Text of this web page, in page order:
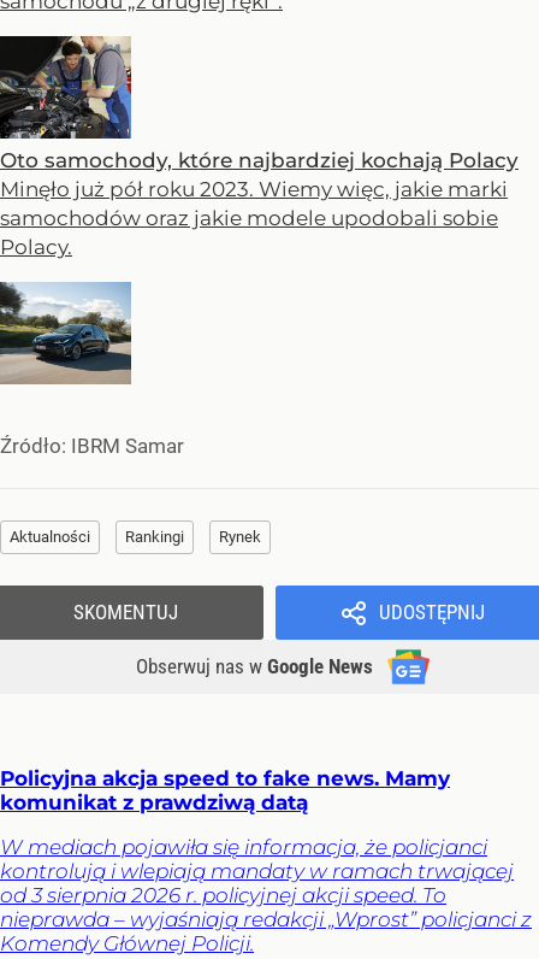
Oto samochody, które najbardziej kochają Polacy
Minęło już pół roku 2023. Wiemy więc, jakie marki
samochodów oraz jakie modele upodobali sobie
Polacy.
Źródło: IBRM Samar
Aktualności Rankingi Rynek
UDOSTĘPNIJ
Obserwuj nas w Google News
SKOMENTUJ
Policyjna akcja speed to fake news. Mamy
komunikat z prawdziwą datą
W mediach pojawiła się informacja, że policjanci
kontrolują i wlepiają mandaty w ramach trwającej
od 3 sierpnia 2026 r. policyjnej akcji speed. To
nieprawda – wyjaśniają redakcji „Wprost” policjanci z
Komendy Głównej Policji.